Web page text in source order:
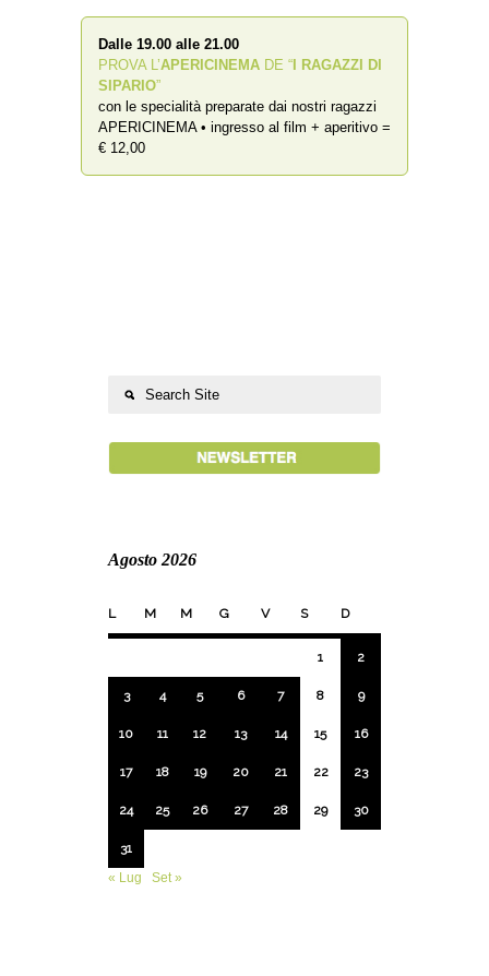
Dalle 19.00 alle 21.00
PROVA L’APERICINEMA DE “ I RAGAZZI DI
SIPARIO”
con le specialità preparate dai nostri ragazzi
APERICINEMA • ingresso al film + aperitivo =
€ 12,00
Agosto 2026
L M M G V S D
1 2
3 4 5 6 7 8 9
10 11 12 13 14 15 16
17 18 19 20 21 22 23
24 25 26 27 28 29 30
31
« Lug
Set »